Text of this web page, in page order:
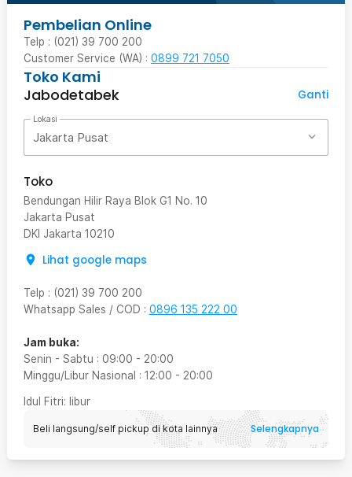
Pembelian Online
Telp : (021) 39 700 200
Customer Service (WA) : 0899 721 7050
Toko Kami
Jabodetabek
Ganti
Lokasi
Jakarta Pusat
Toko
Bendungan Hilir Raya Blok G1 No. 10
Jakarta Pusat
DKI Jakarta 10210
Lihat google maps
Telp : (021) 39 700 200
Whatsapp Sales / COD : 0896 135 222 00
Jam buka:
Senin - Sabtu : 09:00 - 20:00
Minggu/Libur Nasional : 12:00 - 20:00
Idul Fitri: libur
Beli langsung/self pickup di kota lainnya Selengkapnya